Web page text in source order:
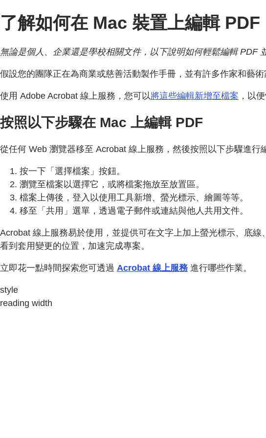
了解如何在 Mac 裝置上編輯 PDF
無論是個人、企業還是學校相關文件，以下說明如何輕鬆編輯 PDF
假設您的團隊正在為商業或慈善活動製作手冊，並有許多作家和藝
使用 Adobe Acrobat 線上服務，您可以將這些編輯新增至檔案 ，以
按照以下步驟在 Mac 上編輯 PDF
從任何 Web 瀏覽器移至 Acrobat 線上服務，然後按照以下步驟進行
按一下「選擇檔案」按鈕。
瀏覽至檔案以選擇它，或將檔案拖放至放置區。
檔案上傳後，登入以使用工具新增、螢光標示、繪圖等等。
移至「共用」選單，透過電子郵件或連結與他人共用文件。
Acrobat 線上服務易於使用，並提供可在文字上加上螢光標示、底
看到套用變更的位置，加速完成專案。
立即花一點時間探索您可透過 Acrobat 線上服務 進行哪些作業。
style
reading width